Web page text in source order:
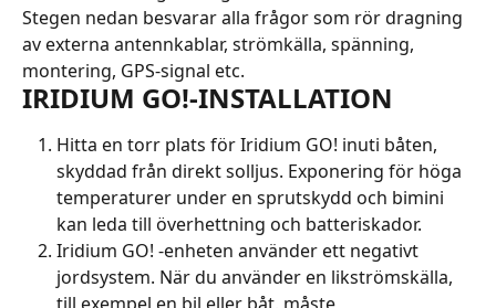
Stegen nedan besvarar alla frågor som rör dragning
av externa antennkablar, strömkälla, spänning,
montering, GPS-signal etc.
IRIDIUM GO!-INSTALLATION
Hitta en torr plats för Iridium GO! inuti båten,
skyddad från direkt solljus. Exponering för höga
temperaturer under en sprutskydd och bimini
kan leda till överhettning och batteriskador.
Iridium GO! -enheten använder ett negativt
jordsystem. När du använder en likströmskälla,